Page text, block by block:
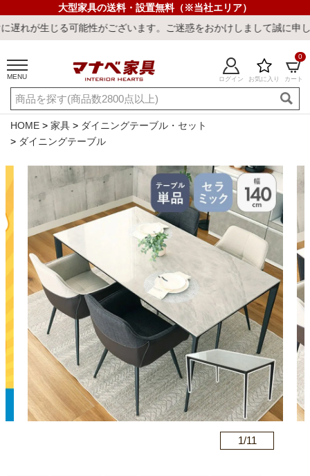
大型家具の送料・設置無料（※当社エリア）
がございます。ご迷惑をおかけしまして誠に申し訳ございません。
MENU ログイン お気に入り カート
0
ご利用ガイド 新規会員登録
店舗一覧 閲覧履歴
よくある質問
キーワード・商品番号で探す
最短発送 冷感ラグ 冷感寝具 ワークデスク ウィルトンラ
カテゴリから探す
ソファ
HOME 家具
ダイニングテーブル・セット
ダイニングテーブル
1/11